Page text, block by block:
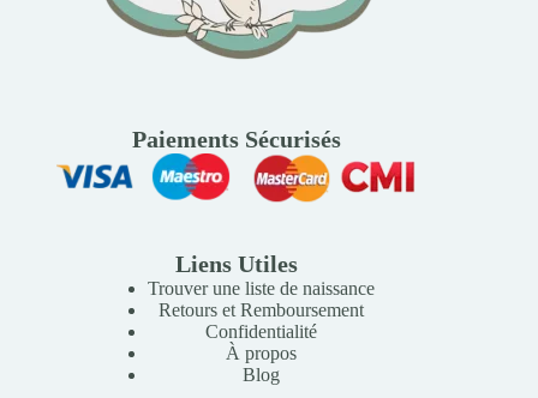
Paiements Sécurisés
Liens Utiles
Trouver une liste de naissance
Retours et Remboursement
Confidentialité
À propos
Blog